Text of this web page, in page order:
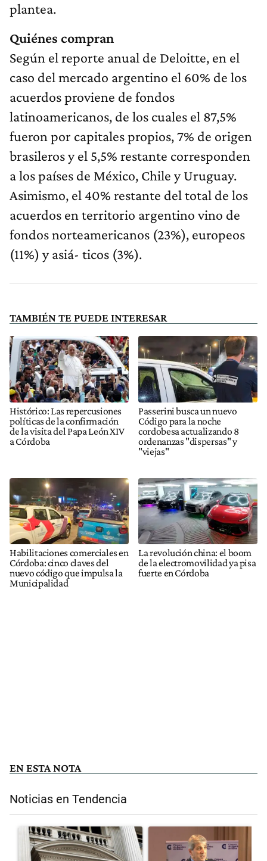
plantea.
Quiénes compran
Según el reporte anual de Deloitte, en el
caso del mercado argentino el 60% de los
acuerdos proviene de fondos
latinoamericanos, de los cuales el 87,5%
fueron por capitales propios, 7% de origen
brasileros y el 5,5% restante corresponden
a los países de México, Chile y Uruguay.
Asimismo, el 40% restante del total de los
acuerdos en territorio argentino vino de
fondos norteamericanos (23%), europeos
(11%) y asiá- ticos (3%).
TAMBIÉN TE PUEDE INTERESAR
Histórico: Las repercusiones
políticas de la confirmación
de la visita del Papa León XIV
a Córdoba
Passerini busca un nuevo
Código para la noche
cordobesa actualizando 8
ordenanzas "dispersas" y
"viejas"
Habilitaciones comerciales en
Córdoba: cinco claves del
nuevo código que impulsa la
Municipalidad
La revolución china: el boom
de la electromovilidad ya pisa
fuerte en Córdoba
EN ESTA NOTA
Noticias en Tendencia
Un artículo de tendencia con el título "Las reservas del Banco
Un artículo de tendencia con el